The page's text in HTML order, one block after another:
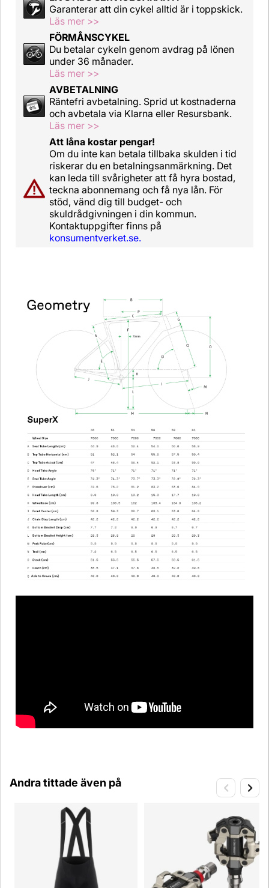
Garanterar att din cykel alltid är i toppskick.
Läs mer >>
FÖRMÅNSCYKEL
Du betalar cykeln genom avdrag på lönen
under 36 månader.
Läs mer >>
AVBETALNING
Räntefri avbetalning. Sprid ut kostnaderna
och avbetala via Klarna eller Resursbank.
Läs mer >>
Att låna kostar pengar!
Om du inte kan betala tillbaka skulden i tid
riskerar du en betalningsanmärkning. Det
kan leda till svårigheter att få hyra bostad,
teckna abonnemang och få nya lån. För
stöd, vänd dig till budget- och
skuldrådgivningen i din kommun.
Kontaktuppgifter finns på
konsumentverket.se.
Andra tittade även på